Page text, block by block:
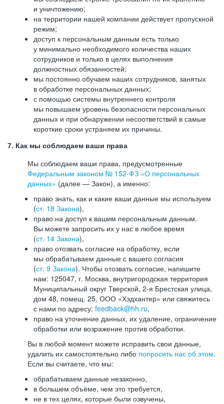
и уничтожению;
на территории нашей компании действует пропускной
режим;
доступ к персональным данным есть только
у минимально необходимого количества наших
сотрудников и только в целях выполнения
должностных обязанностей;
мы постоянно обучаем наших сотрудников, занятых
в обработке персональных данных;
с помощью системы внутреннего контроля
мы повышаем уровень безопасности персональных
данных и при обнаружении несоответствий в самые
короткие сроки устраняем их причины.
7. Как мы соблюдаем ваши права
Мы соблюдаем ваши права, предусмотренные
Федеральным законом № 152-ФЗ «О персональных
данных» (далее — Закон), а именно:
право знать, как и какие ваши данные мы используем
(ст. 18 Закона),
право на доступ к вашим персональным данным.
Вы можете запросить их у нас в любое время
(ст. 14 Закона),
право отозвать согласие на обработку, если
мы обрабатываем данные с вашего согласия
(ст. 9 Закона). Чтобы отозвать согласие, напишите
нам: 125047, г. Москва, внутригородская территория
Муниципальный округ Тверской, 2-я Брестская улица,
дом 48, помещ. 25, ООО «Хэдхантер» или свяжитесь
с нами по адресу: feedback@hh.ru,
право на уточнение данных, их удаление, ограничение
обработки или возражение против обработки.
Вы в любой момент можете исправить свои данные,
удалить их самостоятельно либо попросить нас об этом.
Если вы считаете, что мы:
обрабатываем данные незаконно,
в большем объёме, чем это требуется,
не в тех целях, которые были озвучены,